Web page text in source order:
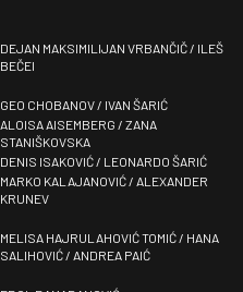
DEJAN MAKSIMILIJAN VRBANČIČ / ILEŠ
BEČEI
GEO CHOBANOV / IVAN ŠARIĆ
ALOISA AISEMBERG / ZANA
STANIŠKOVSKA
DENIS ISAKOVIĆ / LEONARDO ŠARIĆ
MARKO KALAJANOVIĆ / ALEXANDER
KRUNEV
MELISA HAJRULAHOVIĆ TOMIĆ / HANA
SALIHOVIĆ / ANDREA PAIĆ